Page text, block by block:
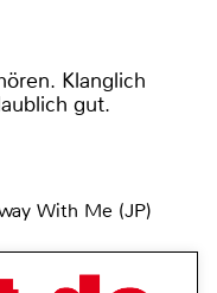
Klanglich
gut.
With Me (JP)